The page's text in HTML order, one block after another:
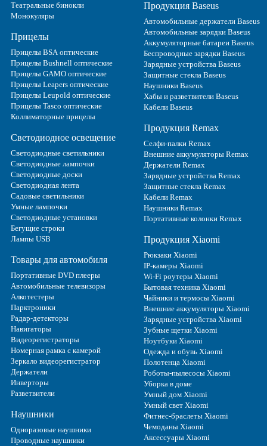
Театральные бинокли
Монокуляры
Прицелы
Прицелы BSA оптические
Прицелы Bushnell оптические
Прицелы GAMO оптические
Прицелы Leapers оптические
Прицелы Leupold оптические
Прицелы Tasco оптические
Коллиматорные прицелы
Светодиодное освещение
Светодиодные светильники
Светодиодные лампочки
Светодиодные доски
Светодиодная лента
Садовые светильники
Умные лампочки
Светодиодные установки
Бегущие строки
Лампы USB
Товары для автомобиля
Портативные DVD плееры
Автомобильные телевизоры
Алкотестеры
Парктроники
Радар-детекторы
Навигаторы
Видеорегистраторы
Номерная рамка с камерой
Зеркало видеорегистратор
Держатели
Инверторы
Разветвители
Наушники
Одноразовые наушники
Проводные наушники
Продукция Baseus
Автомобильные держатели Baseus
Автомобильные зарядки Baseus
Аккумуляторные батареи Baseus
Беспроводные зарядки Baseus
Зарядные устройства Baseus
Защитные стекла Baseus
Наушники Baseus
Хабы и разветвители Baseus
Кабели Baseus
Продукция Remax
Селфи-палки Remax
Внешние аккумуляторы Remax
Держатели Remax
Зарядные устройства Remax
Защитные стекла Remax
Кабели Remax
Наушники Remax
Портативные колонки Remax
Продукция Xiaomi
Рюкзаки Xiaomi
IP-камеры Xiaomi
Wi-Fi роутеры Xiaomi
Бытовая техника Xiaomi
Чайники и термосы Xiaomi
Внешние аккумуляторы Xiaomi
Зарядные устройства Xiaomi
Зубные щетки Xiaomi
Ноутбуки Xiaomi
Одежда и обувь Xiaomi
Полотенца Xiaomi
Роботы-пылесосы Xiaomi
Уборка в доме
Умный дом Xiaomi
Умный свет Xiaomi
Фитнес-браслеты Xiaomi
Чемоданы Xiaomi
Аксессуары Xiaomi